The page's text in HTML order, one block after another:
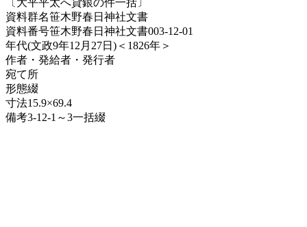
資料群名笹木野春日神社文書
資料番号笹木野春日神社文書003-12-01
年代(文政9年12月27日)＜1826年＞
作者・発給者・発行者
宛て所
形態綴
寸法15.9×69.4
備考3-12-1～3一括綴